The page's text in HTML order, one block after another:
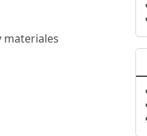
materiales